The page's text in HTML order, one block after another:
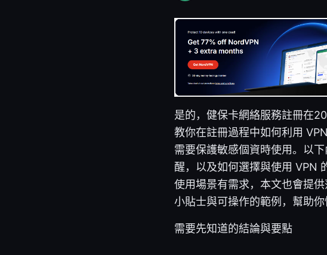
是的，健保卡網絡服務註冊在
教你在註冊過程中如何利用
需要保護敏感個資時使用。以
醒，以及如何選擇與使用 VPN
使用場景有需求，本文也會提
小貼士與可操作的範例，幫助你
需要先知道的結論與要點